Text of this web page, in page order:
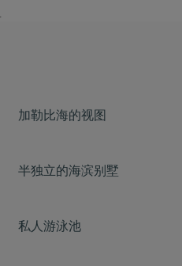
加勒比海的视图
半独立的海滨别墅
私人游泳池